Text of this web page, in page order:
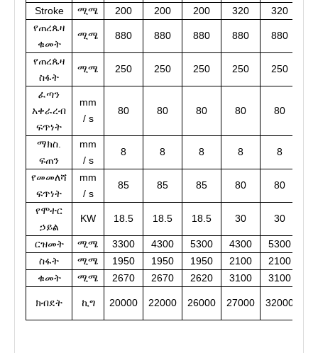
Stroke ሚሜ 200 200 200 320 320
የጠረጴዛ
ቁመት
ሚሜ 880 880 880 880 880
የጠረጴዛ
ስፋት
ሚሜ 250 250 250 250 250
ፈጣን
አቀራረብ
ፍጥነት
mm
/ s
80 80 80 80 80
ማክስ.
ፍጠን
mm
/ s
8 8 8 8 8
የመመለሻ
ፍጥነት
mm
/ s
85 85 85 80 80
የሞተር
ኃይል
KW 18.5 18.5 18.5 30 30
ርዝመት ሚሜ 3300 4300 5300 4300 5300
ስፋት
ሚሜ 1950 1950 1950 2100 2100
ቁመት
ሚሜ 2670 2670 2620 3100 3100
ክብደት ኪግ 20000 22000 26000 27000 32000